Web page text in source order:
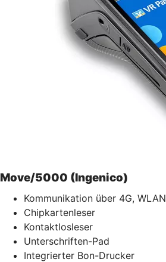
Move/5000 (Ingenico)
Kommunikation über 4G, WLAN
Chipkartenleser
Kontaktlosleser
Unterschriften-Pad
Integrierter Bon-Drucker